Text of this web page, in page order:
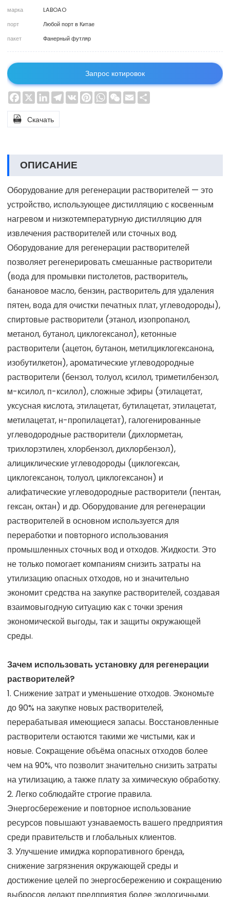
марка
LABOAO
порт
Любой порт в Китае
пакет
Фанерный футляр
Запрос котировок
Facebook
X LinkedInTelegram
VK PinterestWhatsApp
WeChat
Email
 Скачать
ОПИСАНИЕ
Оборудование для регенерации растворителей — это
устройство, использующее дистилляцию с косвенным
нагревом и низкотемпературную дистилляцию для
извлечения растворителей или сточных вод.
Оборудование для регенерации растворителей
позволяет регенерировать смешанные растворители
(вода для промывки пистолетов, растворитель,
банановое масло, бензин, растворитель для удаления
пятен, вода для очистки печатных плат, углеводороды),
спиртовые растворители (этанол, изопропанол,
метанол, бутанол, циклогексанол), кетонные
растворители (ацетон, бутанон, метилциклогексанона,
изобутилкетон), ароматические углеводородные
растворители (бензол, толуол, ксилол, триметилбензол,
м-ксилол, п-ксилол), сложные эфиры (этилацетат,
уксусная кислота, этилацетат, бутилацетат, этилацетат,
метилацетат, н-пропилацетат), галогенированные
углеводородные растворители (дихлорметан,
трихлорэтилен, хлорбензол, дихлорбензол),
алициклические углеводороды (циклогексан,
циклогексанон, толуол, циклогексанон) и
алифатические углеводородные растворители (пентан,
гексан, октан) и др. Оборудование для регенерации
растворителей в основном используется для
переработки и повторного использования
промышленных сточных вод и отходов. Жидкости. Это
не только помогает компаниям снизить затраты на
утилизацию опасных отходов, но и значительно
экономит средства на закупке растворителей, создавая
взаимовыгодную ситуацию как с точки зрения
экономической выгоды, так и защиты окружающей
среды.
Зачем использовать установку для регенерации
растворителей?
1. Снижение затрат и уменьшение отходов. Экономьте
до 90% на закупке новых растворителей,
перерабатывая имеющиеся запасы. Восстановленные
растворители остаются такими же чистыми, как и
новые. Сокращение объёма опасных отходов более
чем на 90%, что позволит значительно снизить затраты
на утилизацию, а также плату за химическую обработку.
2. Легко соблюдайте строгие правила.
Энергосбережение и повторное использование
ресурсов повышают узнаваемость вашего предприятия
среди правительств и глобальных клиентов.
3. Улучшение имиджа корпоративного бренда,
снижение загрязнения окружающей среды и
достижение целей по энергосбережению и сокращению